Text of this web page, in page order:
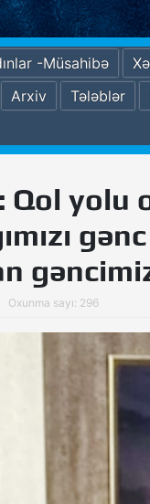
-Müsahibə
Arxiv Tələblər
yolu
Oxunma sayı: 296